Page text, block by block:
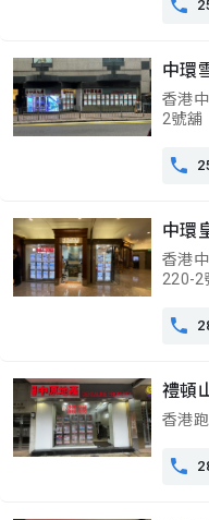

中環
香港
2號舖

中環
香港
220-2

禮頓
香港
